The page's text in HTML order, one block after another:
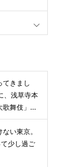
てきまし
、浅草寺本
歌舞伎」...
い東京。
少し過ご